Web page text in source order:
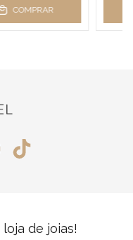
COMPRAR
loja de joias!